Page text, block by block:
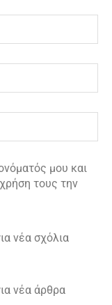
μου και
τους την
νέα σχόλια
νέα άρθρα